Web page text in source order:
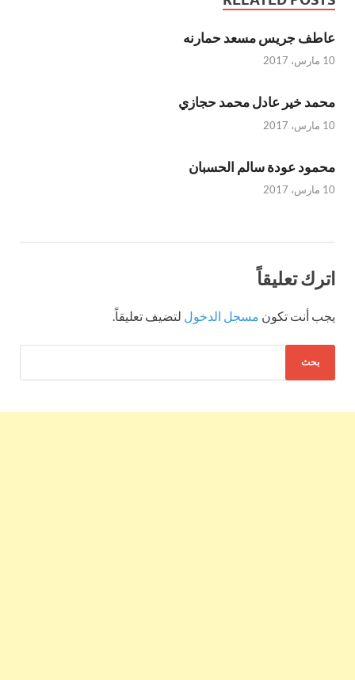
عاطف جريس مسعد حمارنه
10 مارس، 2017
محمد خير عادل محمد حجازي
10 مارس، 2017
محمود عودة سالم الحسبان
10 مارس، 2017
اترك تعليقاً
يجب أنت تكون مسجل الدخول لتضيف تعليقاً.